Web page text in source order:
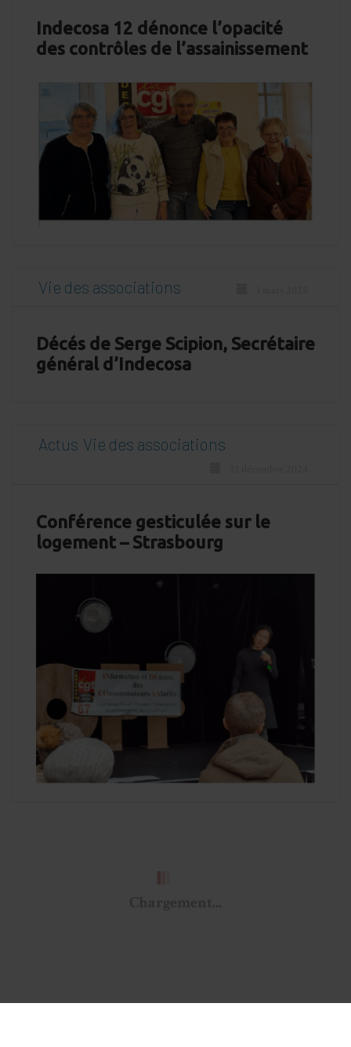
Indecosa 12 dénonce l’opacité
des contrôles de l’assainissement
Vie des associations
Décés de Serge Scipion, Secrétaire
général d’Indecosa
Actus Vie des associations
Conférence gesticulée sur le
logement – Strasbourg